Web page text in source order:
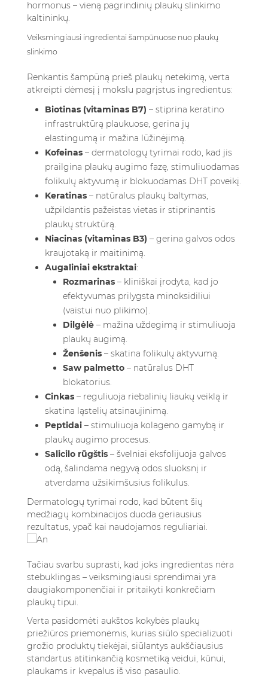
hormonus – vieną pagrindinių plaukų slinkimo
kaltininkų.
Veiksmingiausi ingredientai šampūnuose nuo plaukų
slinkimo
Renkantis šampūną prieš plaukų netekimą, verta
atkreipti dėmesį į mokslu pagrįstus ingredientus:
Biotinas (vitaminas B7) – stiprina keratino
infrastruktūrą plaukuose, gerina jų
elastingumą ir mažina lūžinėjimą.
Kofeinas – dermatologų tyrimai rodo, kad jis
prailgina plaukų augimo fazę, stimuliuodamas
folikulų aktyvumą ir blokuodamas DHT poveikį.
Keratinas – natūralus plaukų baltymas,
užpildantis pažeistas vietas ir stiprinantis
plaukų struktūrą.
Niacinas (vitaminas B3) – gerina galvos odos
kraujotaką ir maitinimą.
Augaliniai ekstraktai:
Rozmarinas – kliniškai įrodyta, kad jo
efektyvumas prilygsta minoksidiliui
(vaistui nuo plikimo).
Dilgėlė – mažina uždegimą ir stimuliuoja
plaukų augimą.
Ženšenis – skatina folikulų aktyvumą.
Saw palmetto – natūralus DHT
blokatorius.
Cinkas – reguliuoja riebalinių liaukų veiklą ir
skatina ląstelių atsinaujinimą.
Peptidai – stimuliuoja kolageno gamybą ir
plaukų augimo procesus.
Salicilo rūgštis – švelniai eksfolijuoja galvos
odą, šalindama negyvą odos sluoksnį ir
atverdama užsikimšusius folikulus.
Dermatologų tyrimai rodo, kad būtent šių
medžiagų kombinacijos duoda geriausius
rezultatus, ypač kai naudojamos reguliariai.
Tačiau svarbu suprasti, kad joks ingredientas nėra
stebuklingas – veiksmingiausi sprendimai yra
daugiakomponenčiai ir pritaikyti konkrečiam
plaukų tipui.
Verta pasidomėti aukštos kokybės plaukų
priežiūros priemonėmis, kurias siūlo specializuoti
grožio produktų tiekėjai, siūlantys aukščiausius
standartus atitinkančią kosmetiką veidui, kūnui,
plaukams ir kvepalus iš viso pasaulio.